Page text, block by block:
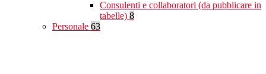
Consulenti e collaboratori (da pubblicare in
tabelle) 8
Personale 63